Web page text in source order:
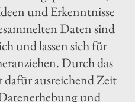
und Erkenntnisse
Daten sind
und lassen sich für
Durch das
ausreichend Zeit
und